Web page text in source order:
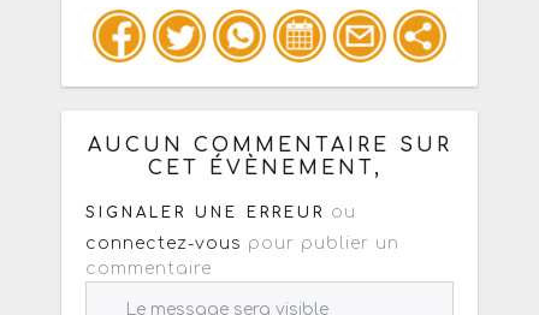
Copiez les infos ci-dessous pour un
: mail / forum / réseau social
AUCUN COMMENTAIRE SUR
CET ÉVÈNEMENT,
SIGNALER UNE ERREUR
ou
connectez-vous pour publier un
commentaire